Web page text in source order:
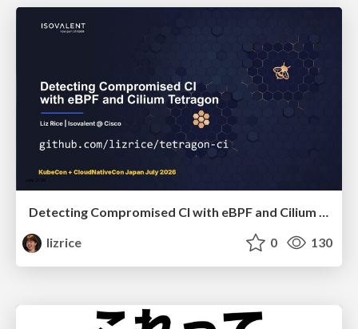
Detecting Compromised CI with eBPF and Cilium Tetragon
lizrice
0 130